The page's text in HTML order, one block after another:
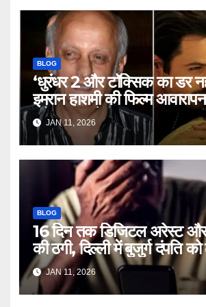
BLOG
‘धुरंधर 2 और टॉक्सिक का डर
इमरान हाशमी की फिल्म
प्रोड्यूसर मुकेश भट्ट –
Bhatt on Emraan
Awarapan 2 delay
date tmovg
JAN 11, 2026
BLOG
16 दिन तक डिजिटल अरेस्ट
की ठगी, दिल्ली में बुजुर्ग दंपति
लगाया चूना – Delhi
elderly couple
duped crores ntc
JAN 11, 2026